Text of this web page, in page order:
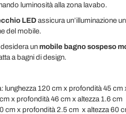
luminosità alla zona lavabo.
LEDassicura un’illuminazione
del mobile.
un mobile bagno sospeso
a bagni di design.
lunghezza 120 cm x profondità 45 cm
x profondità 46 cm x altezza 1.6 cm
cm x profondità 2.5 cm x altezza 60